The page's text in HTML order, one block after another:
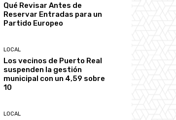
Qué Revisar Antes de
Reservar Entradas para un
Partido Europeo
LOCAL
Los vecinos de Puerto Real
suspenden la gestión
municipal con un 4,59 sobre
10
LOCAL